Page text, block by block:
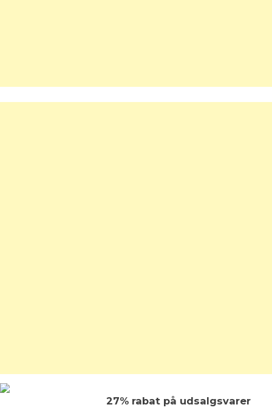
27% rabat på udsalgsvarer